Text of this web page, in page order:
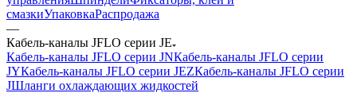
смазкиУпаковкаРаспродажа
—
Кабель-каналы JFLO серии JE
Кабель-каналы JFLO серии JNКабель-каналы JFLO серии
JYКабель-каналы JFLO серии JEZКабель-каналы JFLO серии
JШланги охлаждающих жидкостей